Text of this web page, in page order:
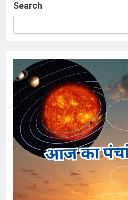
लिये है – संविधान
संविदा है
7 Months Ago
संविधान, लोकतंत्र,
अनर्थ – रसातल
7 Months Ago
Search